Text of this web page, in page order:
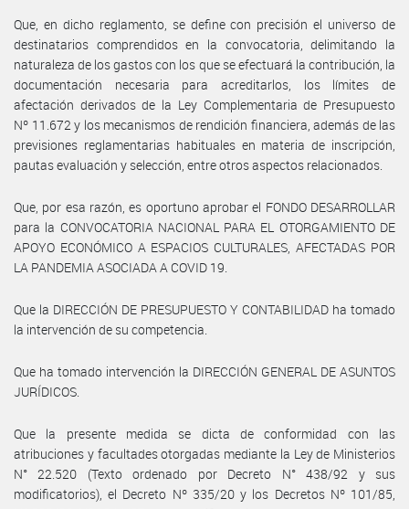
Que, en dicho reglamento, se define con precisión el universo de
destinatarios comprendidos en la convocatoria, delimitando la
naturaleza de los gastos con los que se efectuará la contribución, la
documentación necesaria para acreditarlos, los límites de
afectación derivados de la Ley Complementaria de Presupuesto
Nº 11.672 y los mecanismos de rendición financiera, además de las
previsiones reglamentarias habituales en materia de inscripción,
pautas evaluación y selección, entre otros aspectos relacionados.
Que, por esa razón, es oportuno aprobar el FONDO DESARROLLAR
para la CONVOCATORIA NACIONAL PARA EL OTORGAMIENTO DE
APOYO ECONÓMICO A ESPACIOS CULTURALES, AFECTADAS POR
LA PANDEMIA ASOCIADA A COVID 19.
Que la DIRECCIÓN DE PRESUPUESTO Y CONTABILIDAD ha tomado
la intervención de su competencia.
Que ha tomado intervención la DIRECCIÓN GENERAL DE ASUNTOS
JURÍDICOS.
Que la presente medida se dicta de conformidad con las
atribuciones y facultades otorgadas mediante la Ley de Ministerios
N° 22.520 (Texto ordenado por Decreto N° 438/92 y sus
modificatorios), el Decreto Nº 335/20 y los Decretos Nº 101/85,